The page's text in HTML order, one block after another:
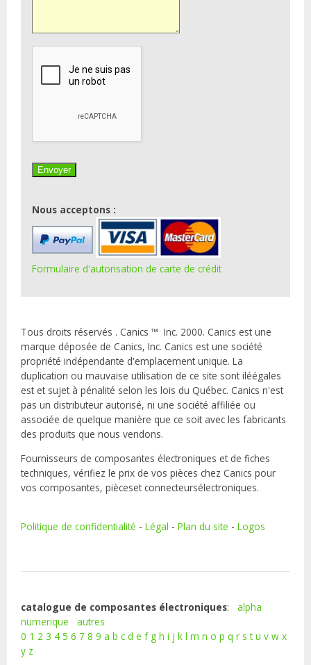
Nous acceptons :
Formulaire d'autorisation de carte de crédit
Tous droits réservés . Canics ™ Inc. 2000. Canics est une
marque déposée de Canics, Inc. Canics est une société
propriété indépendante d'emplacement unique. La
duplication ou mauvaise utilisation de ce site sont iléégales
est et sujet à pénalité selon les lois du Québec. Canics n'est
pas un distributeur autorisé, ni une société affiliée ou
associée de quelque manière que ce soit avec les fabricants
des produits que nous vendons.
Fournisseurs de composantes électroniques et de fiches
techniques, vérifiez le prix de vos pièces chez Canics pour
vos composantes, pièceset connecteursélectroniques.
Politique de confidentialité - Légal - Plan du site - Logos
catalogue de composantes électroniques: alpha
numerique
autres
0 1 2 3 4 5 6 7 8 9 a b c d e f g h i j k l m n o p q r s t u v w x
y z